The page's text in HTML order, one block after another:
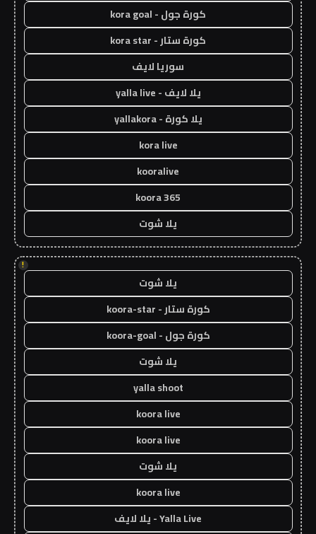
كورة جول - kora goal
كورة ستار - kora star
سوريا لايف
يلا لايف - yalla live
يلا كورة - yallakora
kora live
kooralive
koora 365
يلا شوت
!
يلا شوت
كورة ستار - koora-star
كورة جول - koora-goal
يلا شوت
yalla shoot
koora live
koora live
يلا شوت
koora live
Yalla Live - يلا لايف